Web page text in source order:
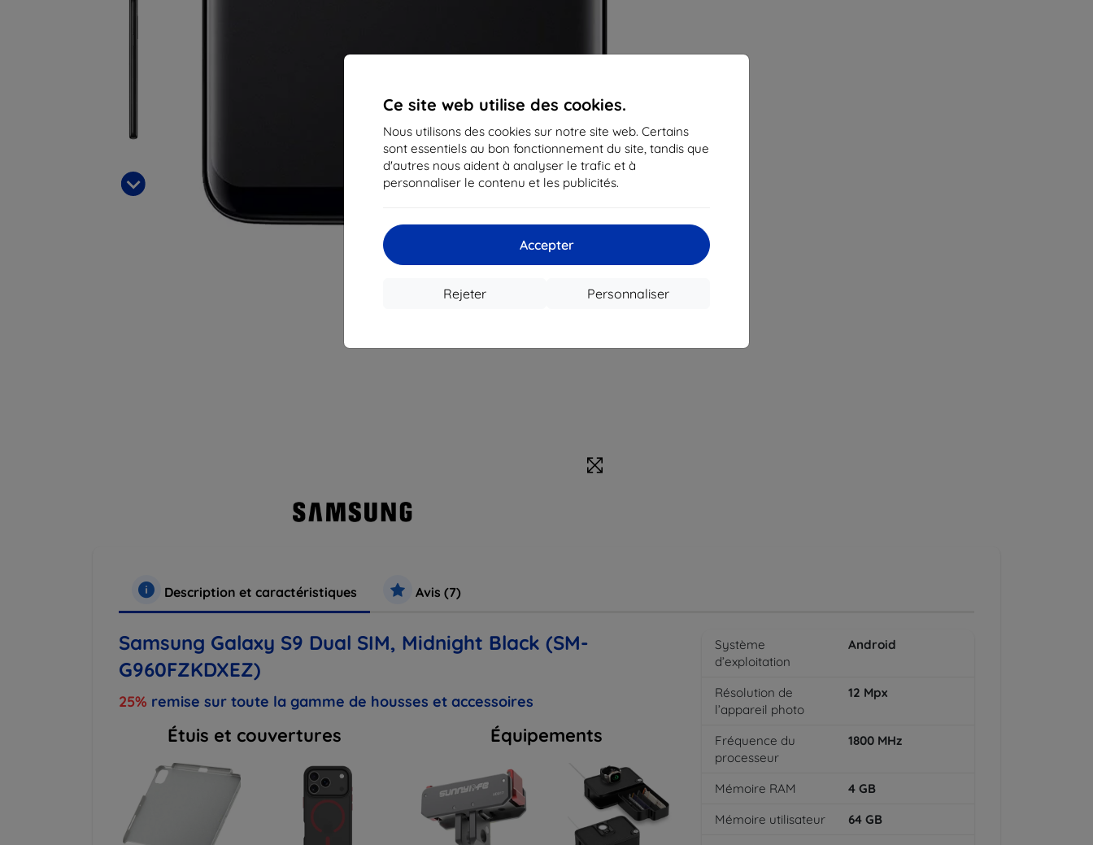
Ce site web utilise des cookies.
Nous utilisons des cookies sur notre site web. Certains
sont essentiels au bon fonctionnement du site, tandis que
d'autres nous aident à analyser le trafic et à
personnaliser le contenu et les publicités.
Accepter
Personnaliser
Rejeter
Description et caractéristiques Avis (7)
Samsung Galaxy S9 Dual SIM, Midnight Black (SM-
G960FZKDXEZ)
25% remise sur toute la gamme de housses et accessoires
Étuis et couvertures Équipements
Système
d’exploitation
Android
Résolution de
l’appareil photo
12 Mpx
Fréquence du
processeur
1800 MHz
Mémoire RAM 4 GB
Mémoire utilisateur
64 GB